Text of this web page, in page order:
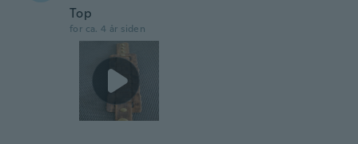
Top
for ca. 4 år siden